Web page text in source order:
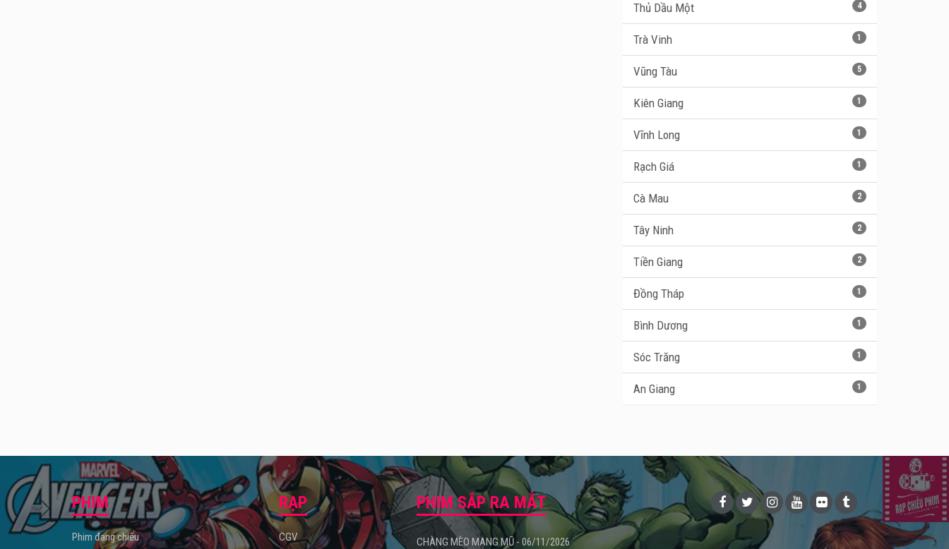
4
Thủ Dầu Một
1
Trà Vinh
5
Vũng Tàu
1
Kiên Giang
1
Vĩnh Long
1
Rạch Giá
2
Cà Mau
2
Tây Ninh
2
Tiền Giang
1
Đồng Tháp
1
Bình Dương
1
Sóc Trăng
1
An Giang
PHIM
Phim đang chiếu
RẠP
CGV
PHIM SẮP RA MẮT
CHÀNG MÈO MANG MŨ - 06/11/2026